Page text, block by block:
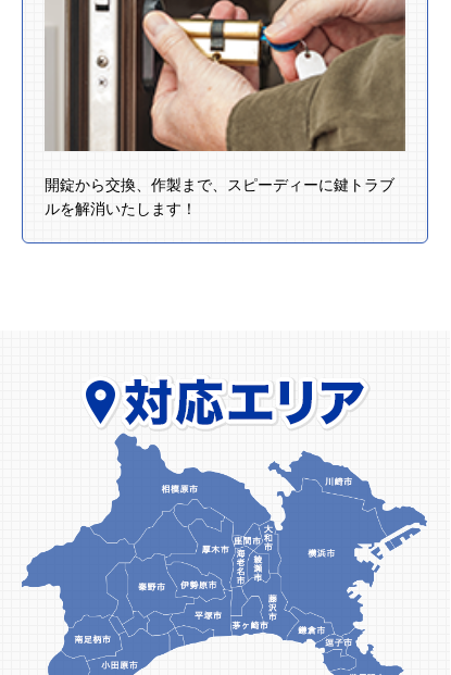
開錠から交換、作製まで、スピーディーに鍵トラブ
ルを解消いたします！